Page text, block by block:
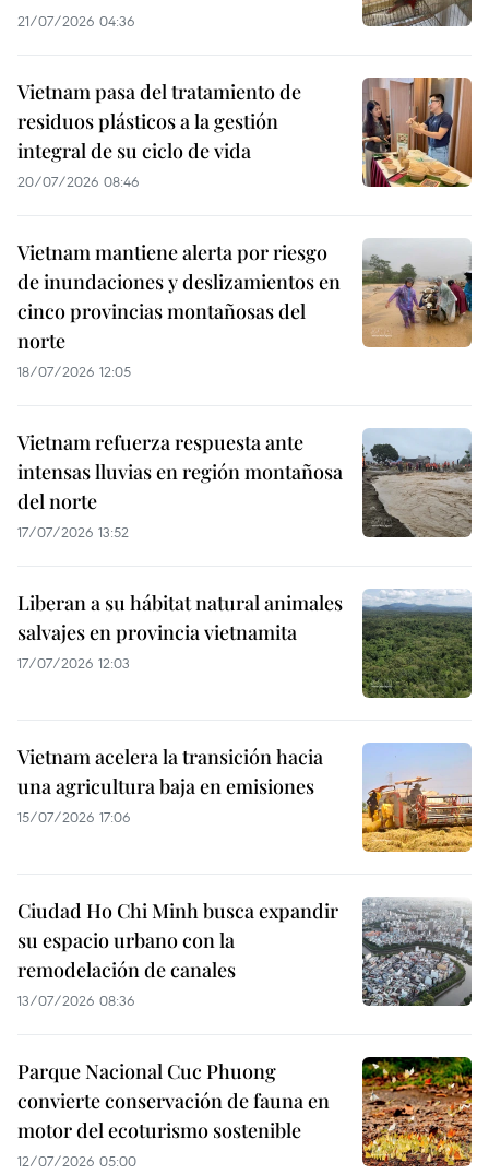
21/07/2026 04:36
Vietnam pasa del tratamiento de
residuos plásticos a la gestión
integral de su ciclo de vida
20/07/2026 08:46
Vietnam mantiene alerta por riesgo
de inundaciones y deslizamientos en
cinco provincias montañosas del
norte
18/07/2026 12:05
Vietnam refuerza respuesta ante
intensas lluvias en región montañosa
del norte
17/07/2026 13:52
Liberan a su hábitat natural animales
salvajes en provincia vietnamita
17/07/2026 12:03
Vietnam acelera la transición hacia
una agricultura baja en emisiones
15/07/2026 17:06
Ciudad Ho Chi Minh busca expandir
su espacio urbano con la
remodelación de canales
13/07/2026 08:36
Parque Nacional Cuc Phuong
convierte conservación de fauna en
motor del ecoturismo sostenible
12/07/2026 05:00